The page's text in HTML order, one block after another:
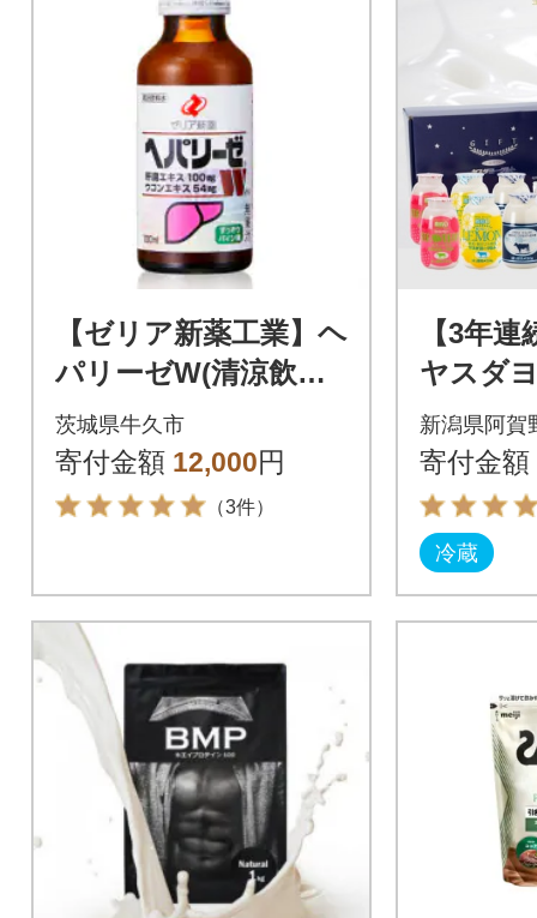
【ゼリア新薬工業】ヘ
パリーゼW(清涼飲料
水) 100ml 10本セ
ット
茨城県牛久市
寄付金額 12,000円
（3件）
【3年
ヤスダ
試しセ
新潟県阿賀
寄付金額
冷蔵